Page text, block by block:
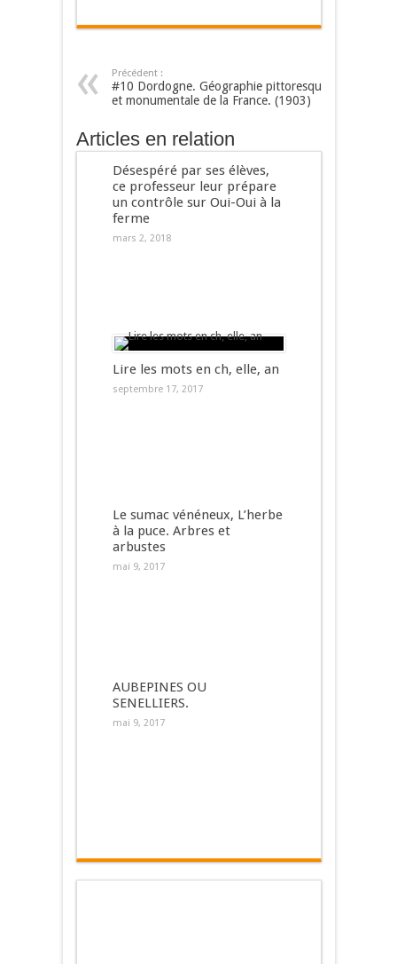
Précédent :
#10 Dordogne. Géographie pittoresque
et monumentale de la France. (1903)
Articles en relation
Désespéré par ses élèves,
ce professeur leur prépare
un contrôle sur Oui-Oui à la
ferme
mars 2, 2018
Lire les mots en ch, elle, an
septembre 17, 2017
Le sumac vénéneux, L’herbe
à la puce. Arbres et
arbustes
mai 9, 2017
AUBEPINES OU
SENELLIERS.
mai 9, 2017